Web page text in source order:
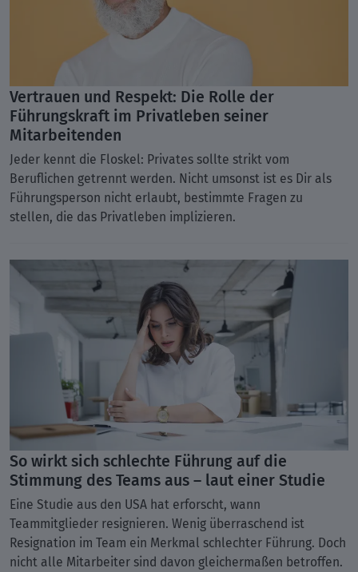
Vertrauen und Respekt: Die Rolle der
Führungskraft im Privatleben seiner
Mitarbeitenden
Jeder kennt die Floskel: Privates sollte strikt vom
Beruflichen getrennt werden. Nicht umsonst ist es Dir als
Führungsperson nicht erlaubt, bestimmte Fragen zu
stellen, die das Privatleben implizieren.
So wirkt sich schlechte Führung auf die
Stimmung des Teams aus – laut einer Studie
Eine Studie aus den USA hat erforscht, wann
Teammitglieder resignieren. Wenig überraschend ist
Resignation im Team ein Merkmal schlechter Führung. Doch
nicht alle Mitarbeiter sind davon gleichermaßen betroffen.